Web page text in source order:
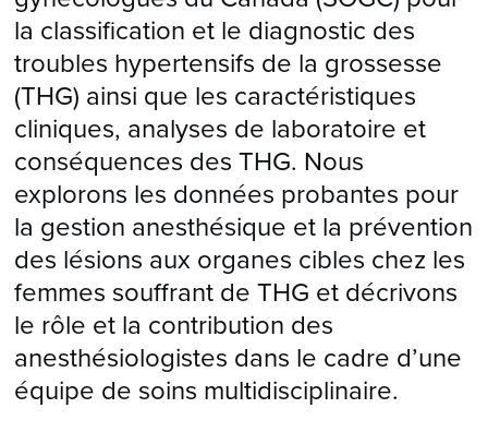
la classification et le diagnostic des
troubles hypertensifs de la grossesse
(THG) ainsi que les caractéristiques
cliniques, analyses de laboratoire et
conséquences des THG. Nous
explorons les données probantes pour
la gestion anesthésique et la prévention
des lésions aux organes cibles chez les
femmes souffrant de THG et décrivons
le rôle et la contribution des
anesthésiologistes dans le cadre d’une
équipe de soins multidisciplinaire.